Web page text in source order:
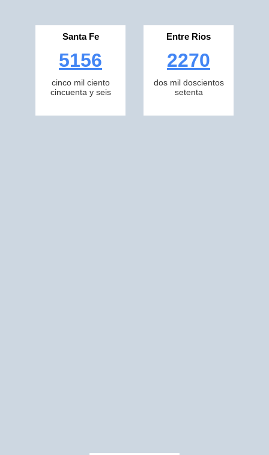
Santa Fe
5156
cinco mil ciento
cincuenta y seis
Entre Rios
2270
dos mil doscientos
setenta